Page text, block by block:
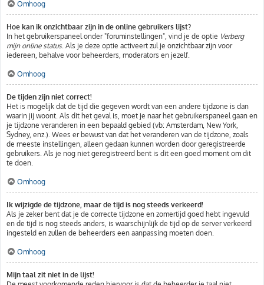
Omhoog
Hoe kan ik onzichtbaar zijn in de online gebruikers lijst?
In het gebruikerspaneel onder "foruminstellingen", vind je de optie Verberg
mijn online status. Als je deze optie activeert zul je onzichtbaar zijn voor
iedereen, behalve voor beheerders, moderators en jezelf.
Omhoog
De tijden zijn niet correct!
Het is mogelijk dat de tijd die gegeven wordt van een andere tijdzone is dan
waarin jij woont. Als dit het geval is, moet je naar het gebruikerspaneel gaan en
je tijdzone veranderen in een bepaald gebied (vb: Amsterdam, New York,
Sydney, enz.). Wees er bewust van dat het veranderen van de tijdzone, zoals
de meeste instellingen, alleen gedaan kunnen worden door geregistreerde
gebruikers. Als je nog niet geregistreerd bent is dit een goed moment om dit
te doen.
Omhoog
Ik wijzigde de tijdzone, maar de tijd is nog steeds verkeerd!
Als je zeker bent dat je de correcte tijdzone en zomertijd goed hebt ingevuld
en de tijd is nog steeds anders, is waarschijnlijk de tijd op de server verkeerd
ingesteld en zullen de beheerders een aanpassing moeten doen.
Omhoog
Mijn taal zit niet in de lijst!